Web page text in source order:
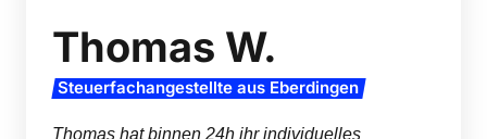
Thomas W.
Steuerfachangestellte aus Eberdingen
Thomas hat binnen 24h ihr individuelles